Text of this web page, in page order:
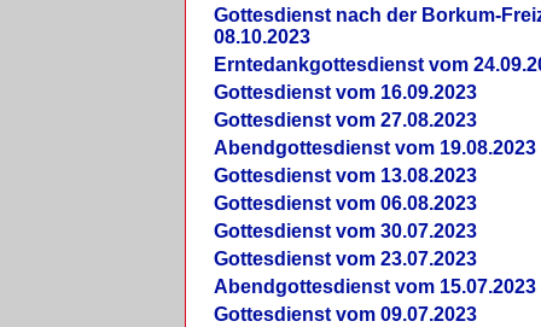
Gottesdienst nach der Borkum-
08.10.2023
Erntedankgottesdienst vom
Gottesdienst vom 16.09.2023
Gottesdienst vom 27.08.2023
Abendgottesdienst vom 19.08.2023
Gottesdienst vom 13.08.2023
Gottesdienst vom 06.08.2023
Gottesdienst vom 30.07.2023
Gottesdienst vom 23.07.2023
Abendgottesdienst vom 15.07.2023
Gottesdienst vom 09.07.2023